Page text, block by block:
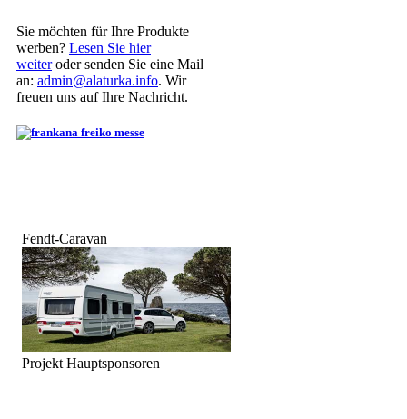
Sie möchten für Ihre Produkte
werben? Lesen Sie hier
weiteroder senden Sie eine Mail
an: admin@alaturka.info. Wir
freuen uns auf Ihre Nachricht.
Fendt-Caravan
Projekt Hauptsponsoren